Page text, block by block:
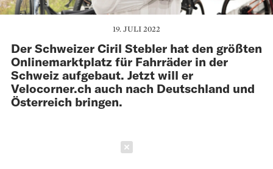
19. JULI 2022
Der Schweizer Ciril Stebler hat den größten
Onlinemarktplatz für Fahrräder in der
Schweiz aufgebaut. Jetzt will er
Velocorner.ch auch nach Deutschland und
Österreich bringen.